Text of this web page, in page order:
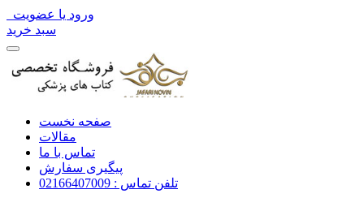
ورود یا عضویت
سبد خرید
صفحه نخست
مقالات
تماس با ما
پیگیری سفارش
تلفن تماس : 02166407009